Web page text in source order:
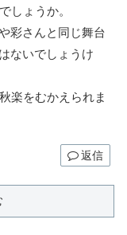
しょうか。
彩さんと同じ舞台
ないでしょうけ
楽をむかえられま
返信